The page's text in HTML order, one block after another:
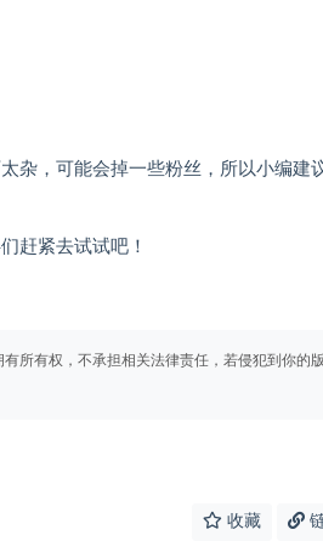
杂，可能会掉一些粉丝，所以小编建
赶紧去试试吧！
所有权，不承担相关法律责任，若侵犯到你的版
收藏